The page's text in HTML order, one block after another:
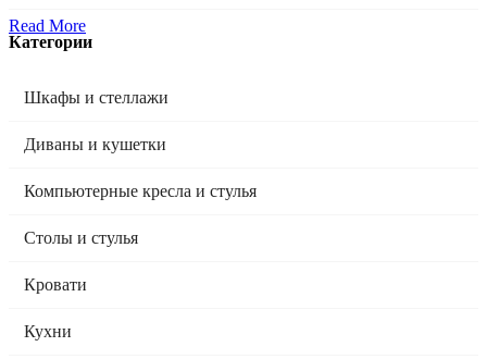
Read More
Категории
Шкафы и стеллажи
Диваны и кушетки
Компьютерные кресла и стулья
Столы и стулья
Кровати
Кухни